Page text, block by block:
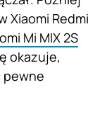
Xiaomi Redmi
Mi MIX 2S
okazuje,
pewne